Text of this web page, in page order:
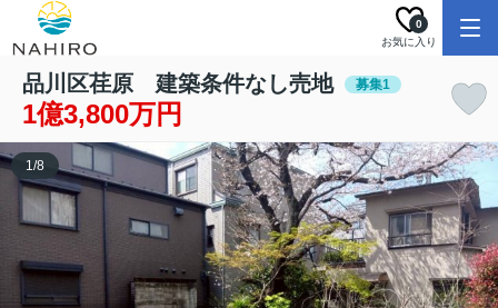
お気に入り
0
品川区荏原 建築条件なし売地 募集1
1億3,800万円
1/8